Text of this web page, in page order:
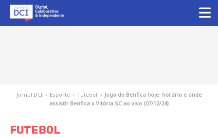
Jornal DCI › Esporte › Futebol › Jogo do Benfica hoje: horário e onde
assistir Benfica x Vitória SC ao vivo (07/12/24)
FUTEBOL